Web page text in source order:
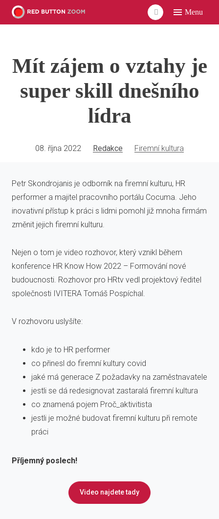
Menu
Mít zájem o vztahy je
super skill dnešního
lídra
08. října 2022 Redakce Firemní kultura
Petr Skondrojanis je odborník na firemní kulturu, HR
performer a majitel pracovního portálu Cocuma. Jeho
inovativní přístup k práci s lidmi pomohl již mnoha firmám
změnit jejich firemní kulturu.
Nejen o tom je video rozhovor, který vznikl během
konference HR Know How 2022 – Formování nové
budoucnosti. Rozhovor pro HRtv vedl projektový ředitel
společnosti IVITERA Tomáš Pospíchal.
V rozhovoru uslyšíte:
kdo je to HR performer
co přinesl do firemní kultury covid
jaké má generace Z požadavky na zaměstnavatele
jestli se dá redesignovat zastaralá firemní kultura
co znamená pojem Proč_aktivitista
jestli je možné budovat firemní kulturu při remote
práci
Příjemný poslech!
Video najdete tady